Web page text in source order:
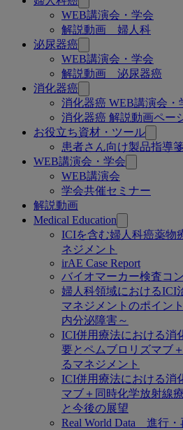
WEB講演会・学会
解説動画 婦人科
泌尿器癌
WEB講演会・学会
解説動画 泌尿器癌
消化器癌
消化器癌 WEB講演会・
消化器癌 解説動画ペー
お役立ち資材・ツール
患者さん向け製品指導箋
WEB講演会・学会
WEB講演会
学会共催セミナー
解説動画
Medical Education
ICIを含む婦人科癌薬物
ネジメント
irAE Case Report
バイオマーカー検査コ
婦人科領域におけるICI
マネジメントのポイン
内分泌障害～
ICI併用療法における消
要とペムブロリズマブ
るマネジメント
ICI併用療法における消
マブ＋同時化学放射線
と今後の展望
Real World Data 進行